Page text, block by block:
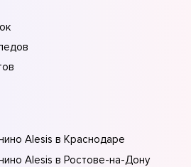
Alesis в Краснодаре
Alesis в Ростове-на-Донy